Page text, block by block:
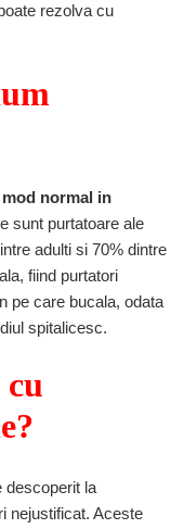
rezolva cu
normal in
sunt purtatoare ale
adulti si 70% dintre
fiind purtatori
pe care bucala, odata
spitalicesc.
descoperit la
nejustificat. Aceste